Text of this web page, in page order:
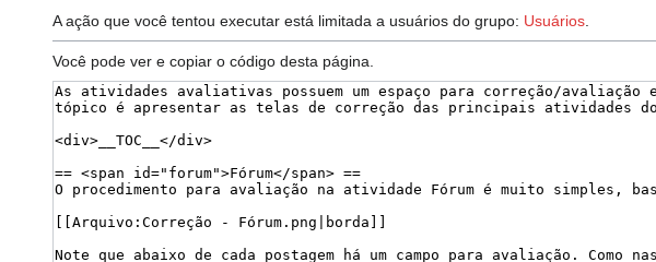
A ação que você tentou executar está limitada a usuários do grupo: Usuários
Você pode ver e copiar o código desta página.